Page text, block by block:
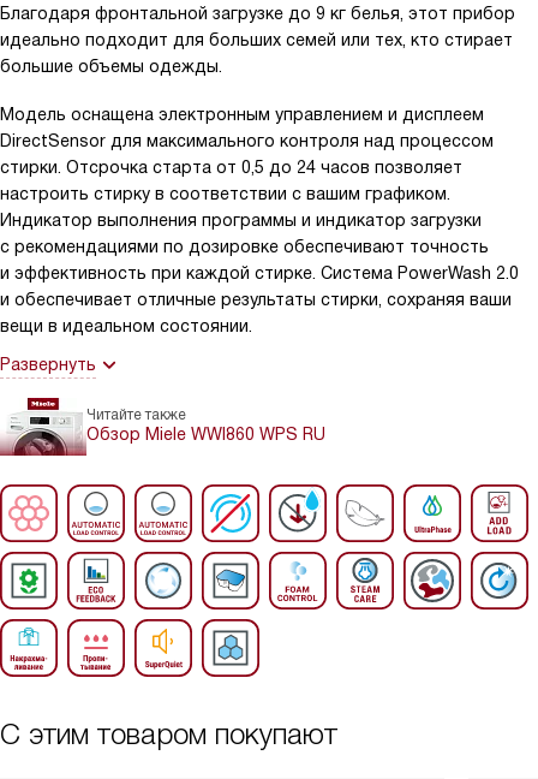
Благодаря фронтальной загрузке до 9 кг белья, этот прибор
идеально подходит для больших семей или тех, кто стирает
большие объемы одежды.
Модель оснащена электронным управлением и дисплеем
DirectSensor для максимального контроля над процессом
стирки. Отсрочка старта от 0,5 до 24 часов позволяет
настроить стирку в соответствии с вашим графиком.
Индикатор выполнения программы и индикатор загрузки
с рекомендациями по дозировке обеспечивают точность
и эффективность при каждой стирке. Система PowerWash 2.0
и обеспечивает отличные результаты стирки, сохраняя ваши
вещи в идеальном состоянии.
Развернуть
Читайте также
Обзор Miele WWI860 WPS RU
С этим товаром покупают